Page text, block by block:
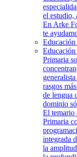
el estudio,
En Arke
te
Primaria
rasgos
de lengua
dominio
El temario
Primaria
integrada
la